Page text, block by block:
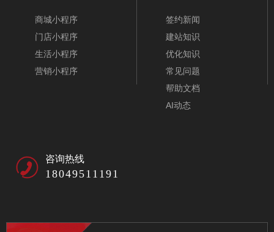
商城小程序
门店小程序
生活小程序
营销小程序
签约新闻
建站知识
优化知识
常见问题
帮助文档
AI动态
咨询热线
18049511191